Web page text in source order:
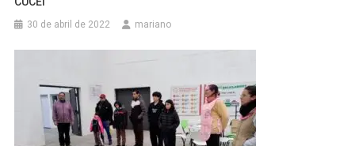
30 de abril de 2022 mariano